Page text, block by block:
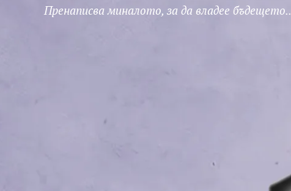
Пренаписва миналото, за да владее бъдещето..